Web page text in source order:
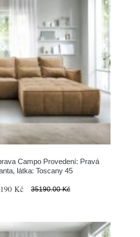
Campo Provedení: Pravá
látka: Toscany 45
Kč 35190.00 Kč